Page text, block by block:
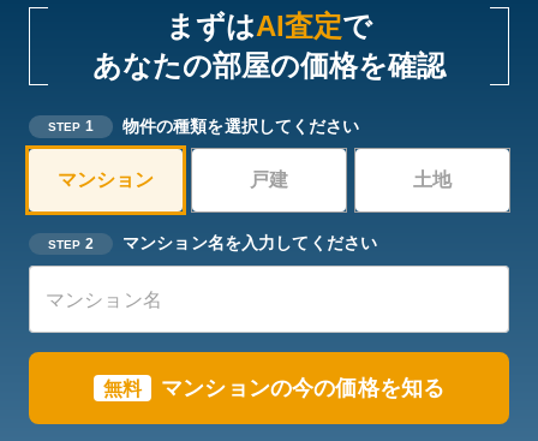
まずはAI査定で
あなたの部屋の価格を確認
STEP 1 物件の種類を選択してください
マンション 戸建 土地
STEP 2 マンション名を入力してください
無料 マンションの今の価格を知る